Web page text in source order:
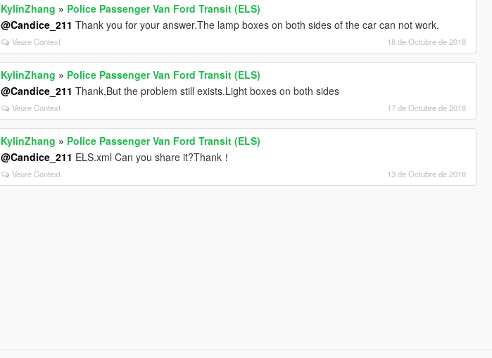
KylinZhang » Police Passenger Van Ford Transit (ELS)
@Candice_211 Thank you for your answer.The lamp boxes on both sides of the car can not work.
Veure Context 18 de Octubre de 2018
KylinZhang » Police Passenger Van Ford Transit (ELS)
@Candice_211 Thank,But the problem still exists.Light boxes on both sides
Veure Context 17 de Octubre de 2018
KylinZhang » Police Passenger Van Ford Transit (ELS)
@Candice_211 ELS.xml Can you share it?Thank！
Veure Context 13 de Octubre de 2018